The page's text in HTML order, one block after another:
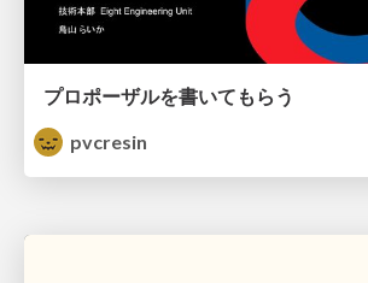
プロポーザルを書いてもらう
pvcresin